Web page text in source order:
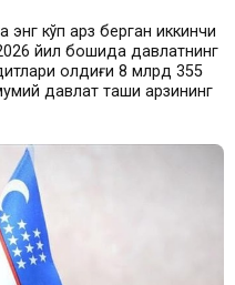
энг кўп қарз берган иккинчи
йил бошида давлатнинг
қолдиғи 8 млрд 355
давлат ташқи қарзининг